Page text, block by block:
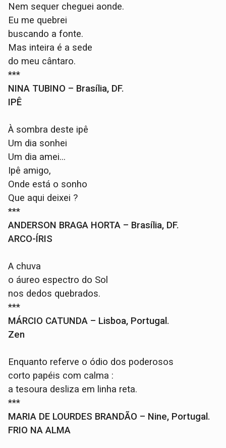
Nem sequer cheguei aonde.
Eu me quebrei
buscando a fonte.
Mas inteira é a sede
do meu cântaro.
***
NINA TUBINO – Brasília, DF.
IPÊ
À sombra deste ipê
Um dia sonhei
Um dia amei...
Ipê amigo,
Onde está o sonho
Que aqui deixei ?
***
ANDERSON BRAGA HORTA – Brasília, DF.
ARCO-ÍRIS
A chuva
o áureo espectro do Sol
nos dedos quebrados.
***
MÁRCIO CATUNDA – Lisboa, Portugal.
Zen
Enquanto referve o ódio dos poderosos
corto papéis com calma :
a tesoura desliza em linha reta.
***
MARIA DE LOURDES BRANDÃO – Nine, Portugal.
FRIO NA ALMA